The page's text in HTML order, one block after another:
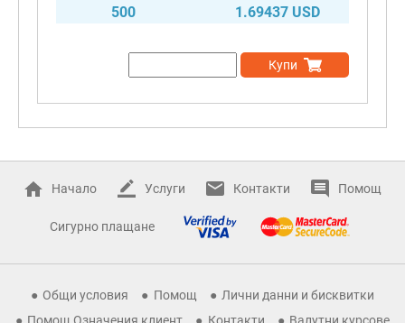
500
1.69437 USD
Купи
Начало Услуги Контакти Помощ
Сигурно плащане
Общи условия Помощ
Лични данни и бисквитки